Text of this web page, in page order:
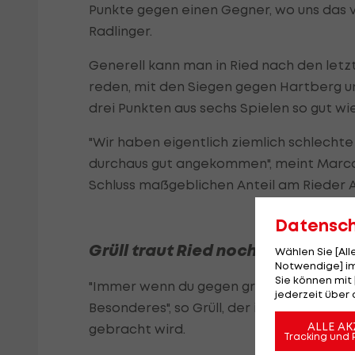
Punkte gegen einen Gegner, wo uns
Radlinger.
Generell kann man in Ried nach den
reden, mit den Siegen gegen Hartberg
drei Punkten aus sechs Spielen so gut
"Wir haben eigentlich ziemlich
durchaus gut angekommen", meint
Schluss maßgeblichen Anteil am Rieder
Grüll traut Ried noch einiges zu
"Immer wenn du gegen große Verein
Besonderes", so Grüll, der immer wieder
gebracht wird.
Wählen Sie
Notwendige]
Sie können
jederzeit über
ALLE
Tracking und